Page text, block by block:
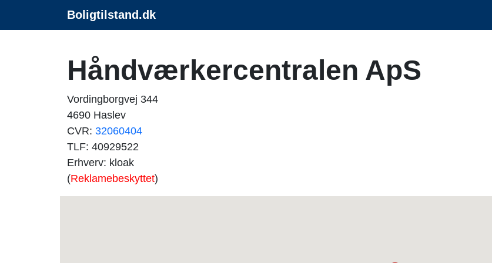
Boligtilstand.dk
Håndværkercentralen ApS
Vordingborgvej 344
4690 Haslev
CVR: 32060404
TLF: 40929522
Erhverv: kloak
(Reklamebeskyttet)